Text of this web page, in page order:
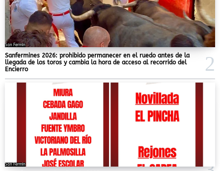
San Fermín
Sanfermines 2026: prohibido permanecer en el ruedo antes de la
llegada de los toros y cambia la hora de acceso al recorrido del
Encierro
San Fermín